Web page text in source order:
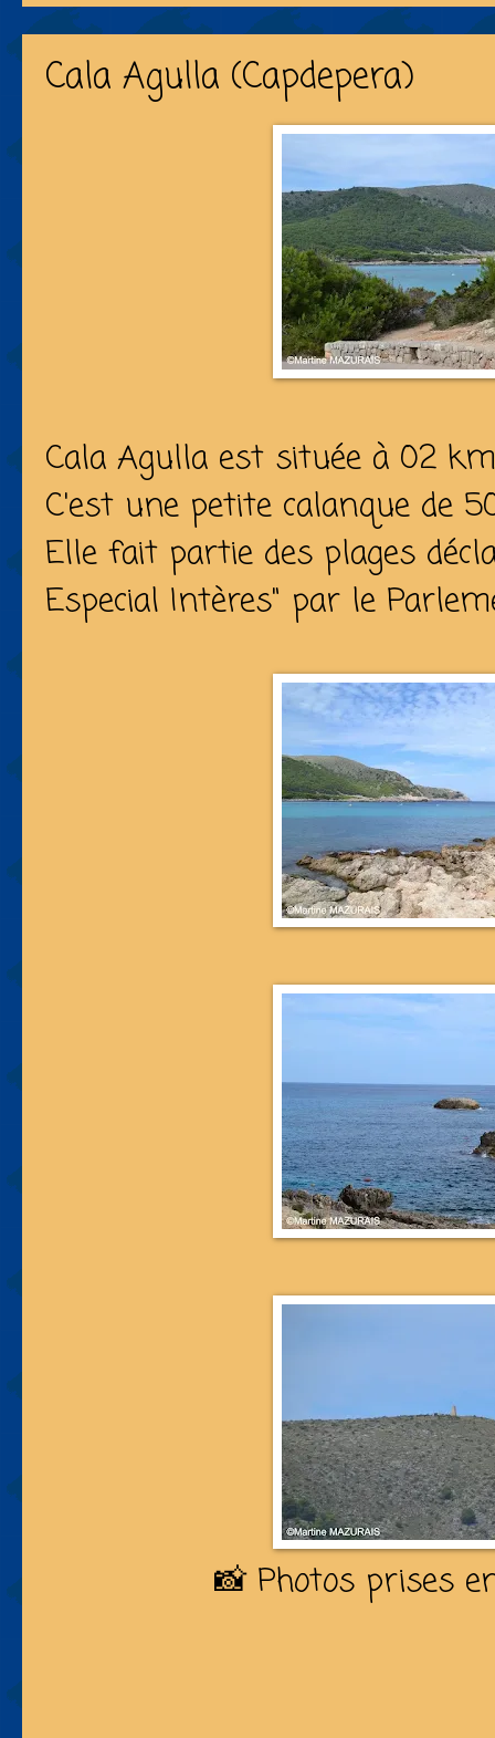
Cala Agulla (Capdepera)
Cala Agulla est située à 02
C'est une petite calanque de
Elle fait partie des plages
Especial Intères" par le
📸 Photos prises